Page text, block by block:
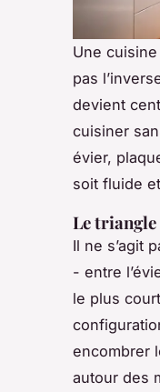
Une
pas
devient
cuisiner
évier,
soit fluide
Le
Il ne s’agit
- entre
le plus
encombrer
autour des